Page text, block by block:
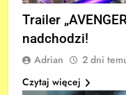
Trailer
nadchodzi!
Adrian 2 dni
Czytaj więcej